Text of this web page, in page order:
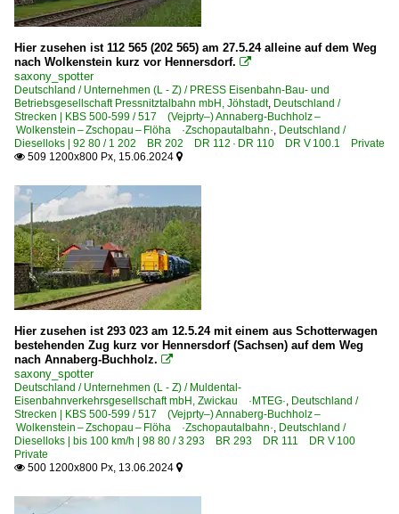
Sonderzüge und Sonderfahrten
Güterverkehr
Holzzüge
Kohle-, Erz- und Kokszüge
Museen und Ausstellungen
Regionalzüge (Bundesländer)
Sachsen
Stadtbahn- und U-Bahnfahrzeuge
Strecken | KBS 500-599
510 Dresden – Zwickau – Werdau Bogendreieck
Unternehmen (A - K)
DB Regio AG - Region Nord ab 2015
Hier zusehen ist 112 565 (202 565) am 27.5.24 alleine auf dem Weg
nach Wolkenstein kurz vor Hennersdorf. 
saxony_spotter
Deutschland / Unternehmen (L - Z) / PRESS Eisenbahn-Bau- und
Betriebsgesellschaft Pressnitztalbahn mbH, Jöhstadt, Deutschland /
Strecken | KBS 500-599 / 517 (Vejprty–) Annaberg-Buchholz –
Wolkenstein – Zschopau – Flöha ·Zschopautalbahn·, Deutschland /
Dieselloks | 92 80 / 1 202 BR 202 DR 112 · DR 110 DR V 100.1 Private
 509 1200x800 Px, 15.06.2024 
Hier zusehen ist 293 023 am 12.5.24 mit einem aus Schotterwagen
bestehenden Zug kurz vor Hennersdorf (Sachsen) auf dem Weg
nach Annaberg-Buchholz. 
saxony_spotter
Deutschland / Unternehmen (L - Z) / Muldental-
Eisenbahnverkehrsgesellschaft mbH, Zwickau ·MTEG·, Deutschland /
Strecken | KBS 500-599 / 517 (Vejprty–) Annaberg-Buchholz –
Wolkenstein – Zschopau – Flöha ·Zschopautalbahn·, Deutschland /
Dieselloks | bis 100 km/h | 98 80 / 3 293 BR 293 DR 111 DR V 100
Private
 500 1200x800 Px, 13.06.2024 